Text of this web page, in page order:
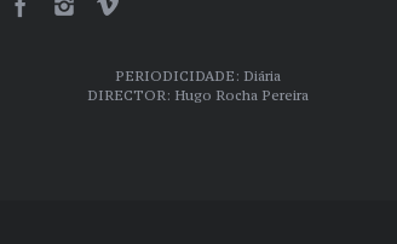
PERIODICIDADE: Diária
DIRECTOR: Hugo Rocha Pereira